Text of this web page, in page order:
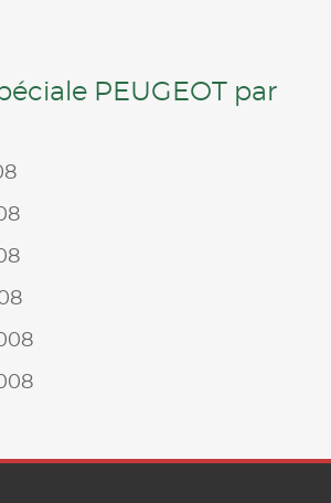
PEUGEOT par